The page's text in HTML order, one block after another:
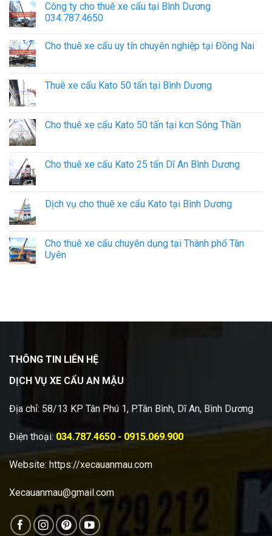
Công ty cho thuê xe cẩu tại Bình Dương
034.787.4650
Cho thuê xe cẩu uy tín chuyên nghiệp tại Đồng Nai
Thuê xe cẩu Kato 50 tấn tại Bình Dương
Cho thuê xe cẩu Kato 50 tấn tại kcn Sóng Thần
Cho thuê xe cẩu Kato 25 tấn Dĩ An Bình Dương
Dịch vụ cho thuê xe cẩu Kato tại Bình Dương
Cho thuê xe cẩu chuyên dụng tại Thành phố Tân
Uyên
THÔNG TIN LIÊN HỆ
DỊCH VỤ XE CẨU AN MẬU
Địa chỉ: 58/13 KP Tân Phú 1, P.Tân Bình, Dĩ An, Bình Dương
Điện thoại: 034.787.4650 - 0915.069.900
Website: https://xecauanmau.com
Xecauanmau@gmail.com